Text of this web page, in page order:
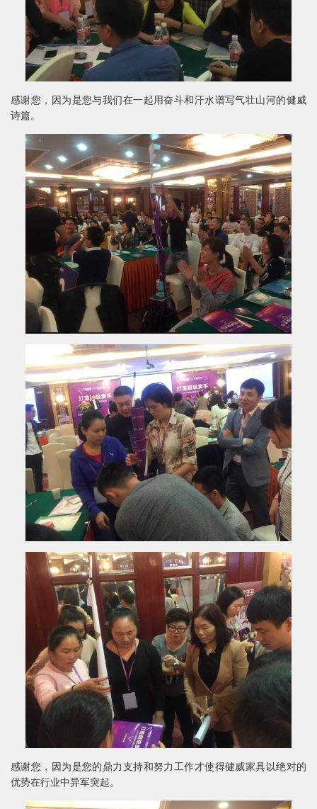
感谢您，因为是您与我们在一起用奋斗和汗水谱写气壮山河的健威
诗篇。
感谢您，因为是您的鼎力支持和努力工作才使得健威家具以绝对的
优势在行业中异军突起。